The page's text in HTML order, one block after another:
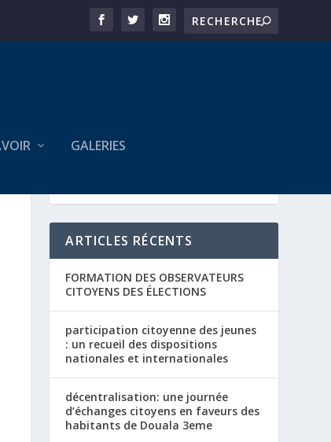
GALERIES
ARTICLES RÉCENTS
FORMATION DES OBSERVATEURS
CITOYENS DES ÉLECTIONS
participation citoyenne des jeunes
: un recueil des dispositions
nationales et internationales
décentralisation: une journée
d’échanges citoyens en faveurs des
habitants de Douala 3eme